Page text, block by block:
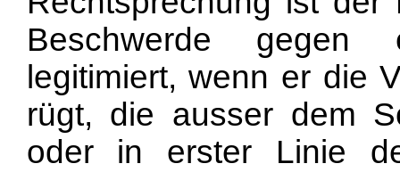
Beschwerde gegen
legitimiert, wenn er die
rügt, die ausser dem
oder in erster Linie